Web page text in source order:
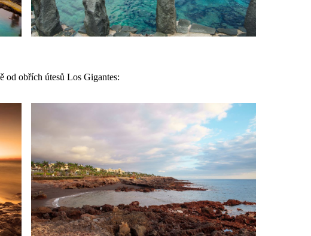
od obřích útesů Los Gigantes: